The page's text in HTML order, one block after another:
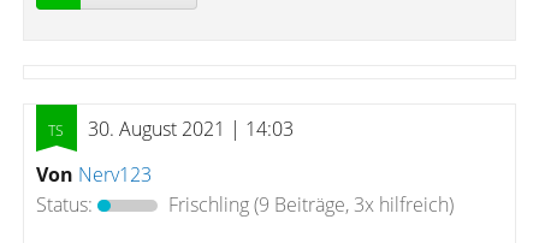
30. August 2021 | 14:03
Von Nerv123
Status:
Frischling(9 Beiträge, 3x hilfreich)